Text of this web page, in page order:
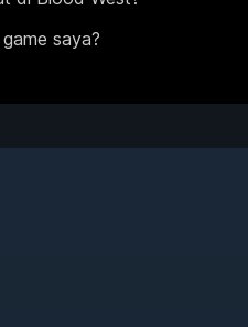
saya?